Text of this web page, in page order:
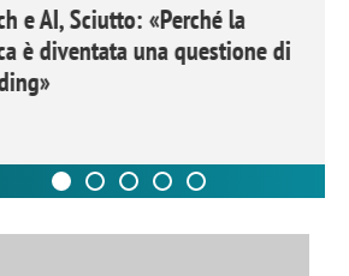
e AI, Sciutto: «Perché la
è diventata una questione di